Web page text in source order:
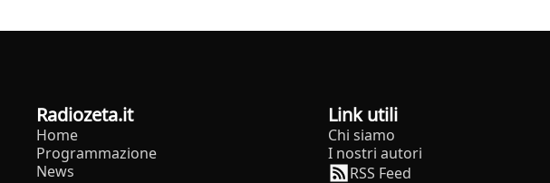
radiozeta.it
Home
Programmazione
News
Link utili
Chi siamo
I nostri autori
RSS Feed